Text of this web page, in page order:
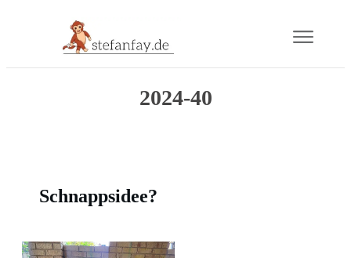
2024-40
Schnappsidee?